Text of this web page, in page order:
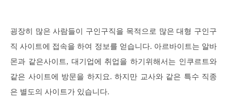
굉장히 많은 사람들이 구인구직을 목적으로 많은 대형 구인구
직 사이트에 접속을 하여 정보를 얻습니다. 아르바이트는 알바
몬과 같은사이트, 대기업에 취업을 하기위해서는 인쿠르트와
같은 사이트에 방문을 하지요. 하지만 교사와 같은 특수 직종
은 별도의 사이트가 있습니다.